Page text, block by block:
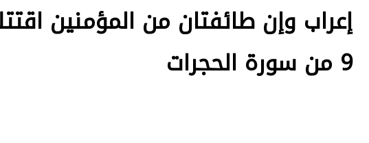
إعراب وإن طائفتان من المؤمنين
9 من سورة الحجرات